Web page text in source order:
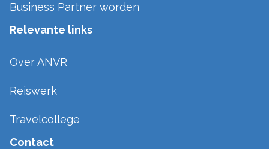
Business Partner worden
Relevante links
Over ANVR
Reiswerk
Travelcollege
Contact